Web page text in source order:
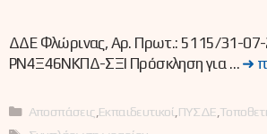
ΔΔΕ Φλώρινας, Αρ. Πρωτ.: 5115/31-
ΡΝ4Ξ46ΝΚΠΔ-ΣΞΙ Πρόσκληση για … ➜
Κατηγορίες
Αποσπάσεις Εκπαιδευτικοί ΠΥΣΔΕ
Ετικέτες